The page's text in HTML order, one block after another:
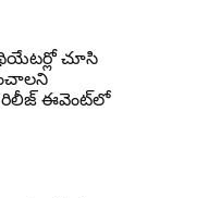
చూసి
రిలీజ్ ఈవెంట్‌లో